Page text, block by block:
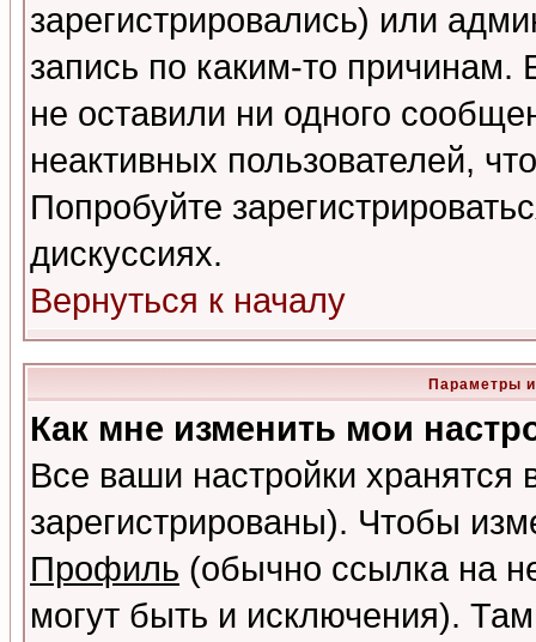
зарегистрировались) или
запись по каким-то
не оставили ни одного
неактивных пользователей,
Попробуйте
дискуссиях.
Вернуться к началу
Параметры
Как мне изменить мои
Все ваши настройки
зарегистрированы). Чтобы
Профиль (обычно ссылка на
могут быть и исключения).